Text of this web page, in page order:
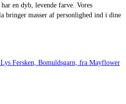
en dyb, levende farve. Vores
masser af personlighed ind i dine